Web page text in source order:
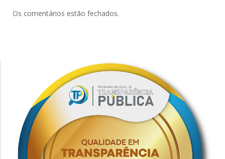
Os comentários estão fechados.